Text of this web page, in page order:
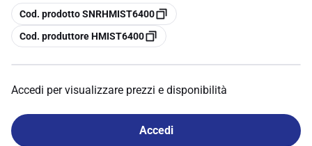
copia
Cod. prodotto SNRHMIST6400
copia
Cod. produttore HMIST6400
Accedi per visualizzare prezzi e disponibilità
Accedi